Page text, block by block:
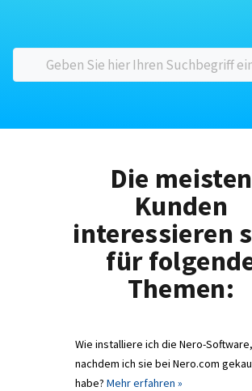
Die meisten
Kunden
interessieren
für
Themen:
Wie installiere ich die Nero-Software,
nachdem ich sie bei Nero.com
habe? Mehr erfahren »